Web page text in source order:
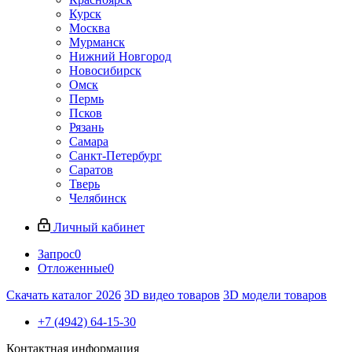
Курск
Москва
Мурманск
Нижний Новгород
Новосибирск
Омск
Пермь
Псков
Рязань
Самара
Санкт-Петербург
Саратов
Тверь
Челябинск
Личный кабинет
Запрос0
Отложенные0
Скачать каталог 2026 3D видео товаров 3D модели товаров
+7 (4942) 64-15-30
Контактная информация